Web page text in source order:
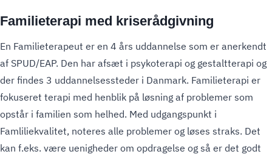
Familieterapi med kriserådgivning
En Familieterapeut er en 4 års uddannelse som er anerkendt
af SPUD/EAP. Den har afsæt i psykoterapi og gestaltterapi og
der findes 3 uddannelsessteder i Danmark. Familieterapi er
fokuseret terapi med henblik på løsning af problemer som
opstår i familien som helhed. Med udgangspunkt i
Famliliekvalitet, noteres alle problemer og løses straks. Det
kan f.eks. være uenigheder om opdragelse og så er det godt